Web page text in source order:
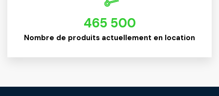
465 500
Nombre de produits actuellement en location